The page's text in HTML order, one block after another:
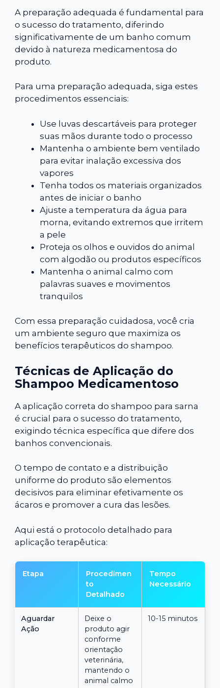
A preparação adequada é fundamental para
o sucesso do tratamento, diferindo
significativamente de um banho comum
devido à natureza medicamentosa do
produto.
Para uma preparação adequada, siga estes
procedimentos essenciais:
Use luvas descartáveis para proteger
suas mãos durante todo o processo
Mantenha o ambiente bem ventilado
para evitar inalação excessiva dos
vapores
Tenha todos os materiais organizados
antes de iniciar o banho
Ajuste a temperatura da água para
morna, evitando extremos que irritem
a pele
Proteja os olhos e ouvidos do animal
com algodão ou produtos específicos
Mantenha o animal calmo com
palavras suaves e movimentos
tranquilos
Com essa preparação cuidadosa, você cria
um ambiente seguro que maximiza os
benefícios terapêuticos do shampoo.
Técnicas de Aplicação do
Shampoo Medicamentoso
A aplicação correta do shampoo para sarna
é crucial para o sucesso do tratamento,
exigindo técnica específica que difere dos
banhos convencionais.
O tempo de contato e a distribuição
uniforme do produto são elementos
decisivos para eliminar efetivamente os
ácaros e promover a cura das lesões.
Aqui está o protocolo detalhado para
aplicação terapêutica:
Etapa
Procedimen
to
Detalhado
Tempo
Necessário
Aguardar
Ação
Deixe o
produto agir
conforme
orientação
veterinária,
mantendo o
animal calmo
10-15 minutos